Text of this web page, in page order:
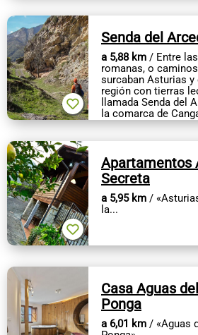
Senda del
a 5,88 km / Entre
romanas, o
surcaban Asturias
región con tierras
llamada Senda del
la comarca de
Apartamentos
Secreta
a 5,95 km /
la...
Casa Aguas
Ponga
a 6,01 km / «Aguas